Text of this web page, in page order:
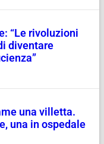
“Le rivoluzioni
diventare
una villetta.
una in ospedale